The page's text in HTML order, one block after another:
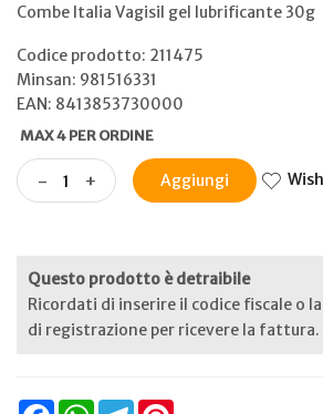
Combe Italia Vagisil gel lubrificante 30g
Codice prodotto: 211475
Minsan: 981516331
EAN: 8413853730000
MAX 4 PER ORDINE
- + Aggiungi
Questo prodotto è detraibile
Ricordati di inserire il codice fiscale o
di registrazione per ricevere la fattura.
FacebookWhatsAppTelegram